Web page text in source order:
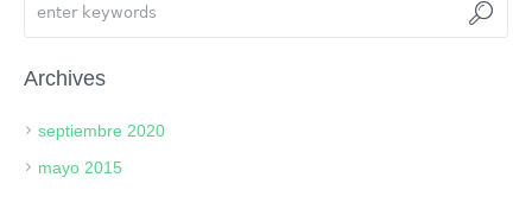
Archives
septiembre 2020
mayo 2015